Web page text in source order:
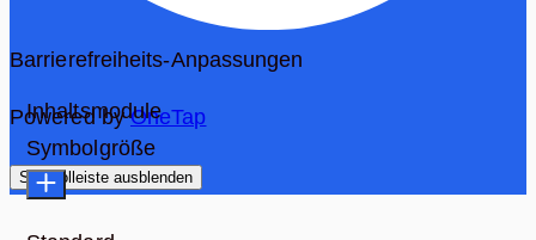
Barrierefreiheits-Anpassungen
Powered byOneTap
Symbolleiste ausblenden
Inhaltsmodule
Symbolgröße